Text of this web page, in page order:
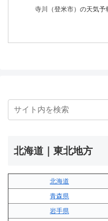
寺川（登米市）の天気予
北海道｜東北地方
北海道
青森県
岩手県